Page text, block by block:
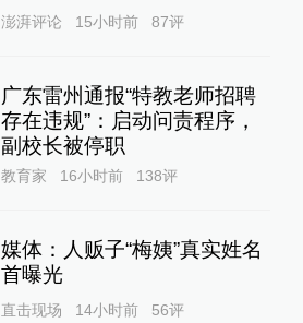
澎湃评论 15小时前 87评
广东雷州通报“特教老师招聘
存在违规”：启动问责程序，
副校长被停职
教育家 16小时前 138评
媒体：人贩子“梅姨”真实姓名
首曝光
直击现场 14小时前 56评